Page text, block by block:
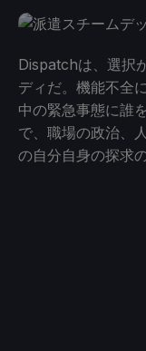
Dispatchは、選択
ディだ。機能不全
中の緊急事態に誰
で、職場の政治、
の自分自身の探求